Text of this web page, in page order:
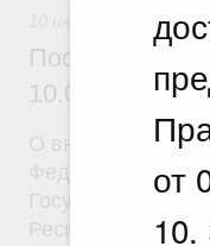
от
10.07.2026 г.
О внесении на
Федерацией и
Республики